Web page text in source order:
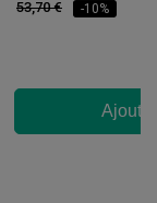
53,70 € -10%